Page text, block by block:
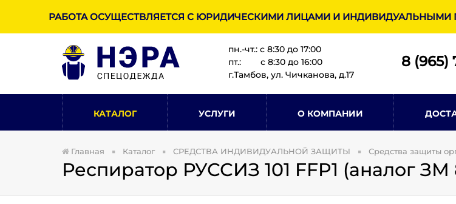
РАБОТА ОСУЩЕСТВЛЯЕТСЯ С ЮРИДИЧЕСКИМИ ЛИЦАМИ И ИНДИВИДУАЛЬНЫМИ
пн.-чт.: с 8:30 до 17:00
пт.: с 8:30 до 16:00
г.Тамбов, ул. Чичканова, д.17
8 (965)
КАТАЛОГ УСЛУГИ О КОМПАНИИ
Главная Каталог СРЕДСТВА ИНДИВИДУАЛЬНОЙ ЗАЩИТЫ Средства защиты
Респиратор РУССИЗ 101 FFP1 (аналог ЗМ